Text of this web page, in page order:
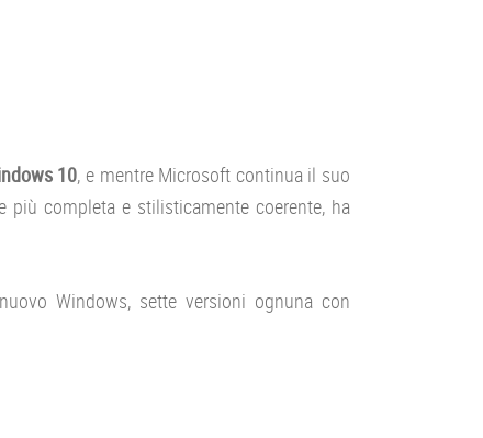
10, e mentre Microsoft continua il suo
più completa e stilisticamente coerente, ha
Windows, sette versioni ognuna con